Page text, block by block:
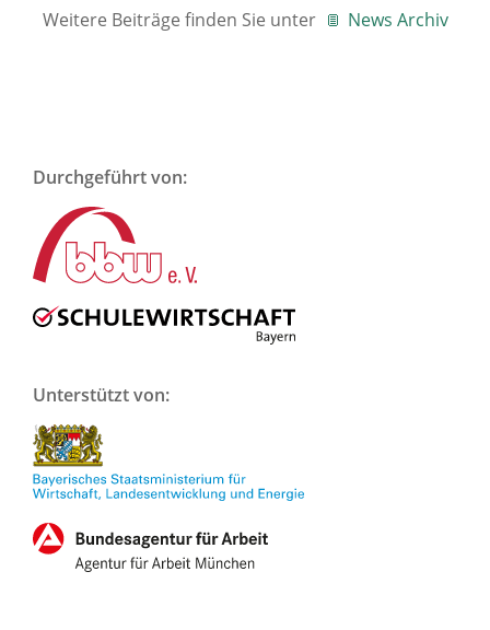
Weitere Beiträge finden Sie unter News Archiv
Durchgeführt von:
Unterstützt von: